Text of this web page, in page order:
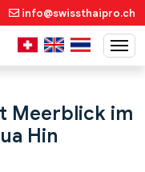
info@swissthaipro.ch
Meerblick im
Hin